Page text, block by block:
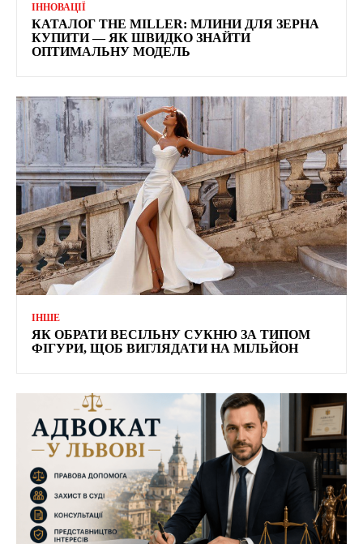
ІННОВАЦІЇ
КАТАЛОГ THE MILLER: МЛИНИ ДЛЯ ЗЕРНА
КУПИТИ — ЯК ШВИДКО ЗНАЙТИ
ОПТИМАЛЬНУ МОДЕЛЬ
ІНШЕ
ЯК ОБРАТИ ВЕСІЛЬНУ СУКНЮ ЗА ТИПОМ
ФІГУРИ, ЩОБ ВИГЛЯДАТИ НА МІЛЬЙОН